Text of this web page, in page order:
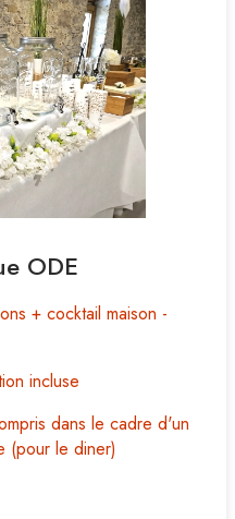
ODE
+ cocktail maison -
incluse
dans le cadre d'un
(pour le diner)